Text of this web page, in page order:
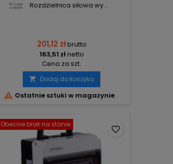
Rozdzielnica siłowa wy...
201,12 złbrutto
163,51 złnetto
Cena za szt.
 Dodaj do koszyka
 Ostatnie sztuki w magazynie
Obecnie brak na stanie
favorite_border